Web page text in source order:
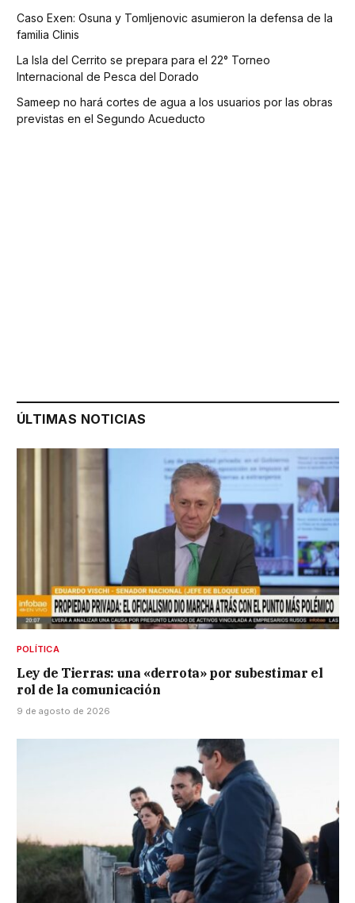
Caso Exen: Osuna y Tomljenovic asumieron la defensa de la
familia Clinis
La Isla del Cerrito se prepara para el 22° Torneo
Internacional de Pesca del Dorado
Sameep no hará cortes de agua a los usuarios por las obras
previstas en el Segundo Acueducto
ÚLTIMAS NOTICIAS
POLÍTICA
Ley de Tierras: una «derrota» por subestimar el
rol de la comunicación
9 de agosto de 2026